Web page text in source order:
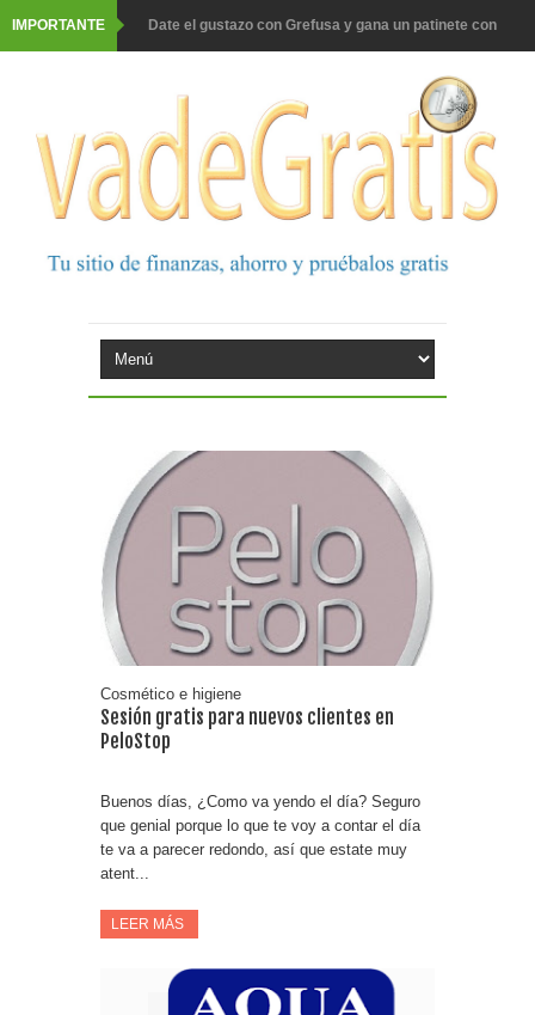
IMPORTANTE Date el gustazo con Grefusa y gana un patinete con
Barbadillo te da la opción de ganar increíbles premios
Prueba gratis hohes C Vitamin C-irup
Prueba gratis Maison Perrier France
Gana premios Pokémon con Kellogg's
premios
productos
El milagrito te lleva a Sevilla
Fuze Tea regala 100 premios al día
Oreo te da la oportunidad de ganar increíbles premios
Cosmético e higiene
Sesión gratis para nuevos clientes en
PeloStop
Buenos días, ¿Como va yendo el día? Seguro
que genial porque lo que te voy a contar el día
te va a parecer redondo, así que estate muy
atent...
LEER MÁS